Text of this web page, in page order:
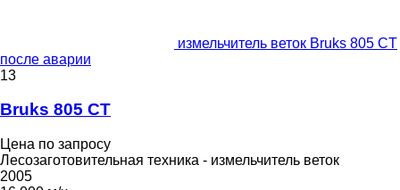
измельчитель веток Bruks 805 CT
после аварии
13
Bruks 805 CT
Цена по запросу
Лесозаготовительная техника - измельчитель веток
2005